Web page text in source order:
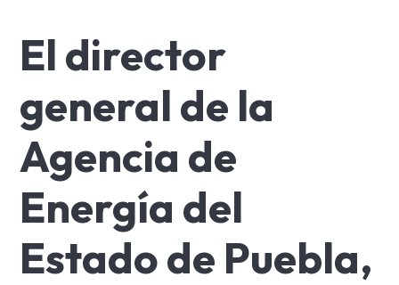
El director
general de la
Agencia de
Energía del
Estado de Puebla,